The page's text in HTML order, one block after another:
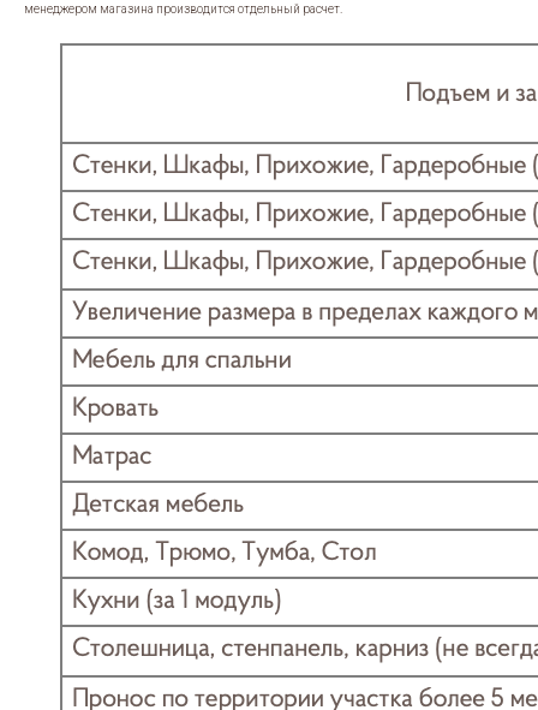
менеджером магазина производится отдельный расчет.